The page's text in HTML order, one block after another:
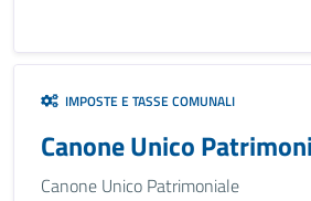
IMPOSTE E TASSE COMUNALI
Canone Unico
Canone Unico Patrimoniale